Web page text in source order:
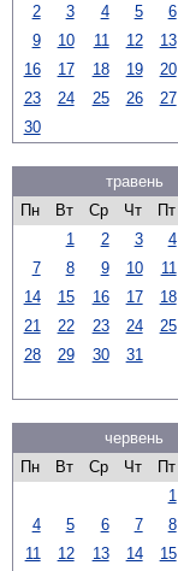
2
3 4 5 6
9
10 11 12 13
16
17 18 19 20
23
24 25 26 27
30
травень
Пн
Вт Ср Чт Пт
1
2 3 4
7
8 9 10 11
14
15 16 17 18
21
22 23 24 25
28
29 30 31
червень
Пн
Вт Ср Чт Пт
1
4
5 6 7 8
11
12 13 14 15